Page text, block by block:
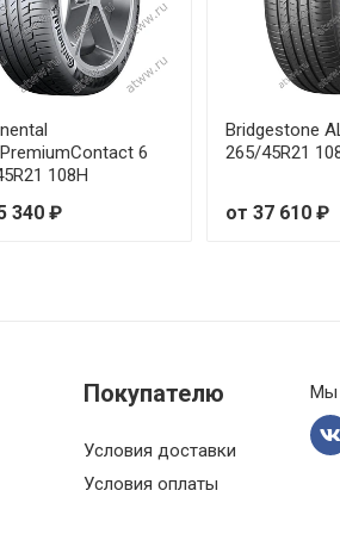
6
108H
340 ₽
Bridgestone
265/45R21
от 37 610 ₽
Покупателю
Условия доставки
Условия оплаты
Мы